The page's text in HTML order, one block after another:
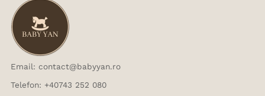
Email: contact@babyyan.ro
Telefon: +40743 252 080